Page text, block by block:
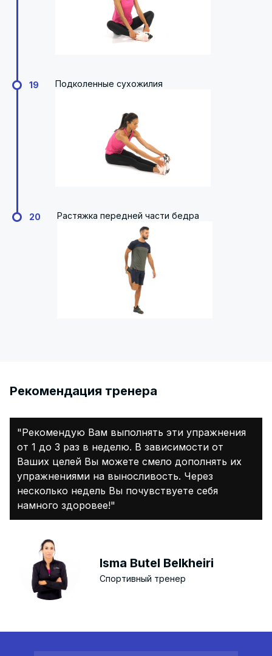
19 Подколенные сухожилия
20 Растяжка передней части бедра
Pекомендация тренера
"Рекомендую Вам выполнять эти упражнения
от 1 до 3 раз в неделю. В зависимости от
Ваших целей Вы можете смело дополнять их
упражнениями на выносливость. Через
несколько недель Вы почувствуете себя
намного здоровее!"
Isma Butel Belkheiri
Спортивный тренер